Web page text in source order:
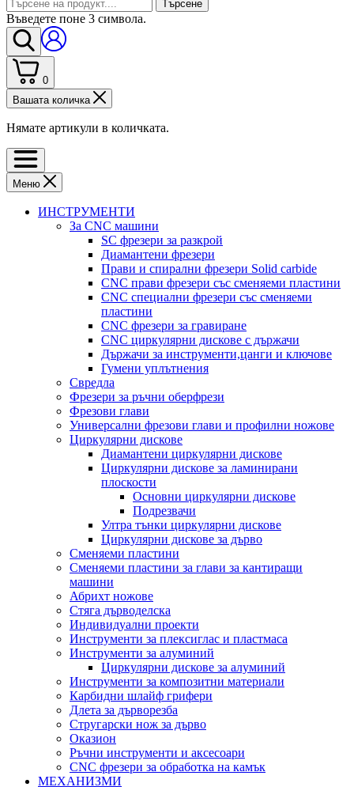
Търсене
Въведете поне 3 символа.
0
Вашата количка
Нямате артикули в количката.
Меню
ИНСТРУМЕНТИ
За CNC машини
SC фрезери за разкрой
Диамантени фрезери
Прави и спирални фрезери Solid carbide
CNC прави фрезери със сменяеми пластини
CNC специални фрезери със сменяеми
пластини
CNC фрезери за гравиране
CNC циркулярни дискове с държачи
Държачи за инструменти,цанги и ключове
Гумени уплътнения
Свредла
Фрезери за ръчни оберфрези
Фрезови глави
Универсални фрезови глави и профилни ножове
Циркулярни дискове
Диамантени циркулярни дискове
Циркулярни дискове за ламинирани
плоскости
Основни циркулярни дискове
Подрезвачи
Ултра тънки циркулярни дискове
Циркулярни дискове за дърво
Сменяеми пластини
Сменяеми пластини за глави за кантиращи
машини
Абрихт ножове
Стяга дърводелска
Индивидуални проекти
Инструменти за плексиглас и пластмаса
Инструменти за алуминий
Циркулярни дискове за алуминий
Инструменти за композитни материали
Карбидни шлайф грифери
Длета за дърворезба
Стругарски нож за дърво
Оказион
Ръчни инструменти и аксесоари
CNC фрезери за обработка на камък
МЕХАНИЗМИ